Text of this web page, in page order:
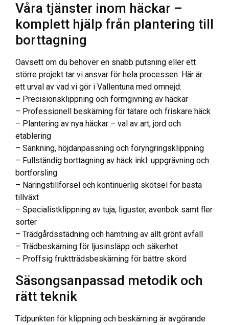
Våra tjänster inom häckar –
komplett hjälp från plantering till
borttagning
Oavsett om du behöver en snabb putsning eller ett
större projekt tar vi ansvar för hela processen. Här är
ett urval av vad vi gör i Vallentuna med omnejd:
– Precisionsklippning och formgivning av häckar
– Professionell beskärning för tätare och friskare häck
– Plantering av nya häckar – val av art, jord och
etablering
– Sänkning, höjdanpassning och föryngringsklippning
– Fullständig borttagning av häck inkl. uppgrävning och
bortforsling
– Näringstillförsel och kontinuerlig skötsel för bästa
tillväxt
– Specialistklippning av tuja, liguster, avenbok samt fler
sorter
– Trädgårdsstädning och hämtning av allt grönt avfall
– Trädbeskärning för ljusinsläpp och säkerhet
– Proffsig fruktträdsbeskärning för bättre skörd
Säsongsanpassad metodik och
rätt teknik
Tidpunkten för klippning och beskärning är avgörande